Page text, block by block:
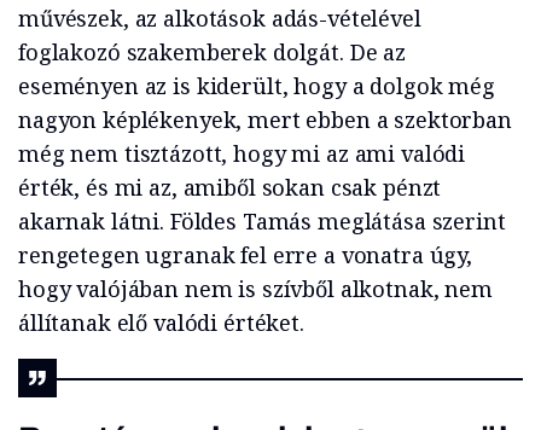
művészek, az alkotások adás-vételével
foglakozó szakemberek dolgát. De az
eseményen az is kiderült, hogy a dolgok még
nagyon képlékenyek, mert ebben a szektorban
még nem tisztázott, hogy mi az ami valódi
érték, és mi az, amiből sokan csak pénzt
akarnak látni. Földes Tamás meglátása szerint
rengetegen ugranak fel erre a vonatra úgy,
hogy valójában nem is szívből alkotnak, nem
állítanak elő valódi értéket.